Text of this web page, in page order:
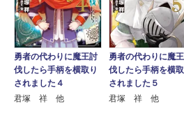
勇者の代わりに魔王討
伐したら手柄を横取り
されました４
君塚 祥 他
勇者の代わりに魔
伐したら手柄を横
されました５
君塚 祥 他